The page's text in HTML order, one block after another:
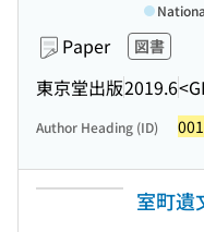
Paper 図書
東京堂出版2019.6
Author Heading (ID)
室町遺